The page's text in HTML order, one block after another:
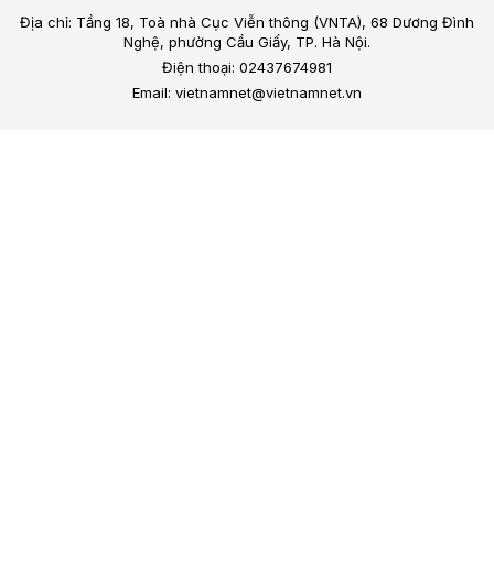
Địa chỉ: Tầng 18, Toà nhà Cục Viễn thông (VNTA), 68 Dương Đình
Nghệ, phường Cầu Giấy, TP. Hà Nội.
Điện thoại: 02437674981
Email: vietnamnet@vietnamnet.vn